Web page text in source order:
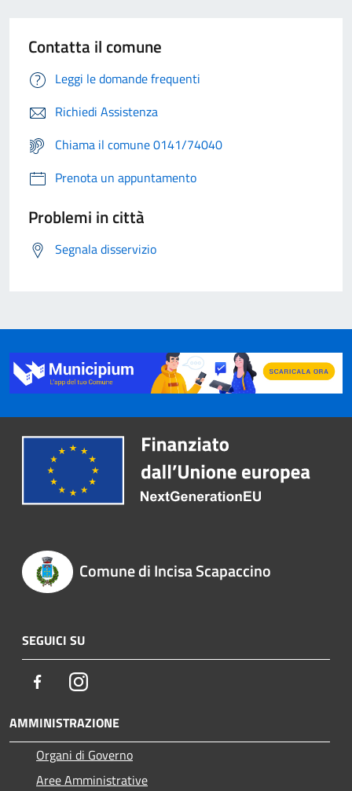
Contatta il comune
Leggi le domande frequenti
Richiedi Assistenza
Chiama il comune 0141/74040
Prenota un appuntamento
Problemi in città
Segnala disservizio
Comune di Incisa Scapaccino
SEGUICI SU
FacebookInstagram
AMMINISTRAZIONE
Organi di Governo
Aree Amministrative